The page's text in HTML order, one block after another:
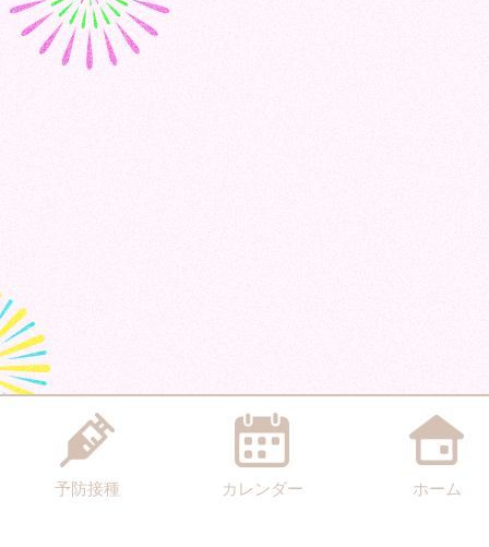
予防接種 カレンダー ホーム